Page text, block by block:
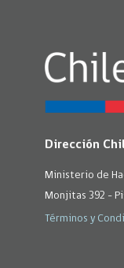
Dirección
Ministerio de
Monjitas 392 -
Términos y